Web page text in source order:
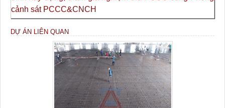
cảnh sát PCCC&CNCH
DỰ ÁN LIÊN QUAN